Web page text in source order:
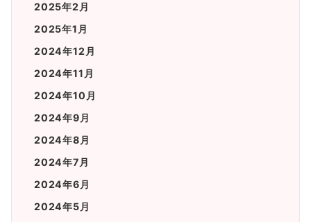
2025年2月
2025年1月
2024年12月
2024年11月
2024年10月
2024年9月
2024年8月
2024年7月
2024年6月
2024年5月